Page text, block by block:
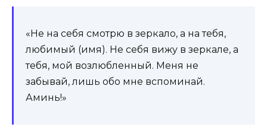
«Не на себя смотрю в зеркало, а на тебя,
любимый (имя). Не себя вижу в зеркале, а
тебя, мой возлюбленный. Меня не
забывай, лишь обо мне вспоминай.
Аминь!»